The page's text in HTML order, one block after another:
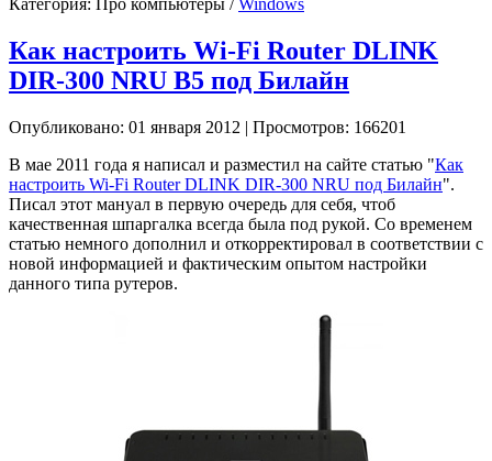
Категория: Про компьютеры / Windows
Как настроить Wi-Fi Router DLINK
DIR-300 NRU B5 под Билайн
Опубликовано: 01 января 2012 | Просмотров: 166201
В мае 2011 года я написал и разместил на сайте статью "Как
настроить Wi-Fi Router DLINK DIR-300 NRU под Билайн".
Писал этот мануал в первую очередь для себя, чтоб
качественная шпаргалка всегда была под рукой. Со временем
статью немного дополнил и откорректировал в соответствии с
новой информацией и фактическим опытом настройки
данного типа рутеров.